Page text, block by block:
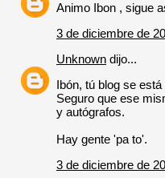
Animo Ibon , sigue
3 de diciembre de
Unknown dijo...
Ibón, tú blog se
Seguro que ese
y autógrafos.
Hay gente 'pa to'.
3 de diciembre de